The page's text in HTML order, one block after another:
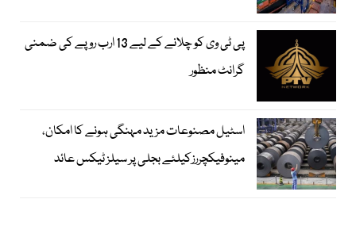
پی ٹی وی کو چلانے کے لیے 13 ارب روپے کی ضمنی
گرانٹ منظور
اسٹیل مصنوعات مزید مہنگی ہونے کا امکان،
مینوفیکچررزکیلئے بجلی پر سیلز ٹیکس عائد